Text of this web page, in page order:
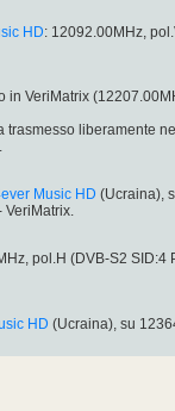
HD: 12092.00MHz,
in VeriMatrix
trasmesso liberamente
Music HD (Ucraina),
VeriMatrix.
pol.H (DVB-S2 SID:4
HD (Ucraina), su